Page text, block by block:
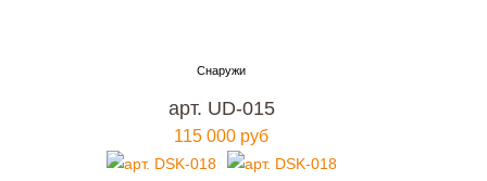
арт. UD-015
115 000 руб